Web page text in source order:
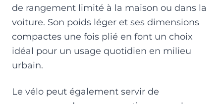
de rangement limité à la maison ou dans la
voiture. Son poids léger et ses dimensions
compactes une fois plié en font un choix
idéal pour un usage quotidien en milieu
urbain.
Le vélo peut également servir de